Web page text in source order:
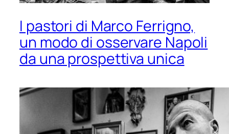
I pastori di Marco Ferrigno,
un modo di osservare Napoli
da una prospettiva unica